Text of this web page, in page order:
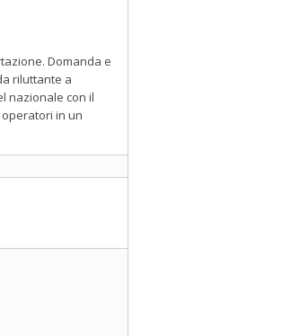
Domanda e
riluttante a
nazionale con il
in un